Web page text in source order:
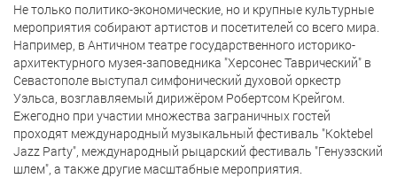
Не только политико-экономические, но и крупные культурные
мероприятия собирают артистов и посетителей со всего мира.
Например, в Античном театре государственного историко-
архитектурного музея-заповедника "Херсонес Таврический" в
Севастополе выступал симфонический духовой оркестр
Уэльса, возглавляемый дирижёром Робертсом Крейгом.
Ежегодно при участии множества заграничных гостей
проходят международный музыкальный фестиваль "Koktebel
Jazz Party", международный рыцарский фестиваль "Генуэзский
шлем", а также другие масштабные мероприятия.